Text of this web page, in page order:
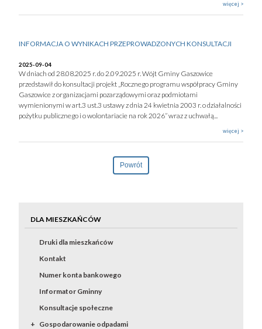
więcej >
INFORMACJA O WYNIKACH PRZEPROWADZONYCH KONSULTACJI
2025-09-04
W dniach od 28.08.2025 r. do 2.09.2025 r. Wójt Gminy Gaszowice
przedstawił do konsultacji projekt „Rocznego programu współpracy Gminy
Gaszowice z organizacjami pozarządowymi oraz podmiotami
wymienionymi w art.3 ust.3 ustawy z dnia 24 kwietnia 2003 r. o działalności
pożytku publicznego i o wolontariacie na rok 2026” wraz z uchwałą...
więcej >
Powrót
DLA MIESZKAŃCÓW
Druki dla mieszkańców
Kontakt
Numer konta bankowego
Informator Gminny
Konsultacje społeczne
Gospodarowanie odpadami